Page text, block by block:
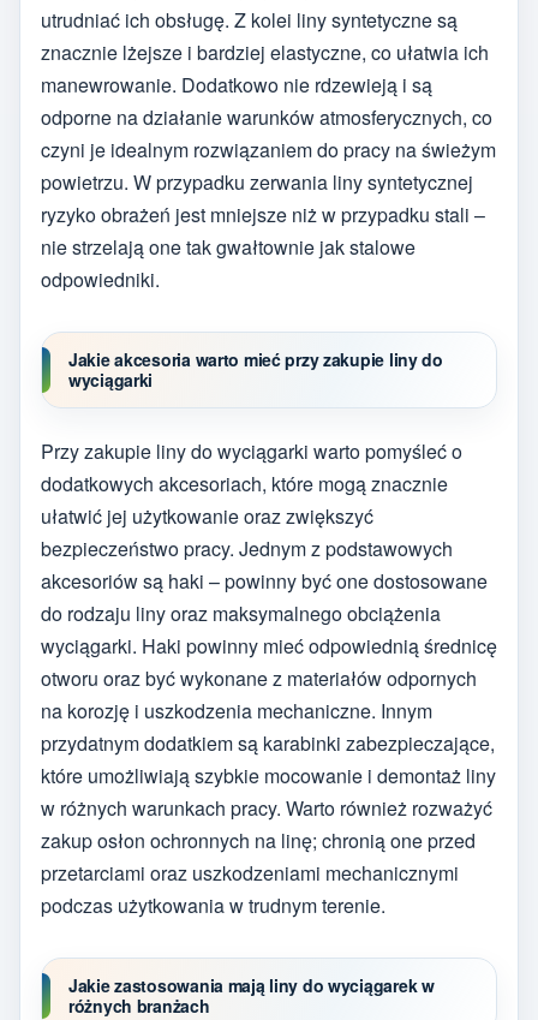
utrudniać ich obsługę. Z kolei liny syntetyczne są
znacznie lżejsze i bardziej elastyczne, co ułatwia ich
manewrowanie. Dodatkowo nie rdzewieją i są
odporne na działanie warunków atmosferycznych, co
czyni je idealnym rozwiązaniem do pracy na świeżym
powietrzu. W przypadku zerwania liny syntetycznej
ryzyko obrażeń jest mniejsze niż w przypadku stali –
nie strzelają one tak gwałtownie jak stalowe
odpowiedniki.
Jakie akcesoria warto mieć przy zakupie liny do
wyciągarki
Przy zakupie liny do wyciągarki warto pomyśleć o
dodatkowych akcesoriach, które mogą znacznie
ułatwić jej użytkowanie oraz zwiększyć
bezpieczeństwo pracy. Jednym z podstawowych
akcesoriów są haki – powinny być one dostosowane
do rodzaju liny oraz maksymalnego obciążenia
wyciągarki. Haki powinny mieć odpowiednią średnicę
otworu oraz być wykonane z materiałów odpornych
na korozję i uszkodzenia mechaniczne. Innym
przydatnym dodatkiem są karabinki zabezpieczające,
które umożliwiają szybkie mocowanie i demontaż liny
w różnych warunkach pracy. Warto również rozważyć
zakup osłon ochronnych na linę; chronią one przed
przetarciami oraz uszkodzeniami mechanicznymi
podczas użytkowania w trudnym terenie.
Jakie zastosowania mają liny do wyciągarek w
różnych branżach